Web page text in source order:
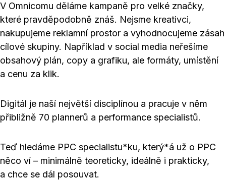
V Omnicomu děláme kampaně pro velké značky,
které pravděpodobně znáš. Nejsme kreativci,
nakupujeme reklamní prostor a vyhodnocujeme zásah
cílové skupiny. Například v social media neřešíme
obsahový plán, copy a grafiku, ale formáty, umístění
a cenu za klik.
Digitál je naší největší disciplínou a pracuje v něm
přibližně 70 plannerů a performance specialistů.
Teď hledáme PPC specialistu*ku, který*á už o PPC
něco ví – minimálně teoreticky, ideálně i prakticky,
a chce se dál posouvat.